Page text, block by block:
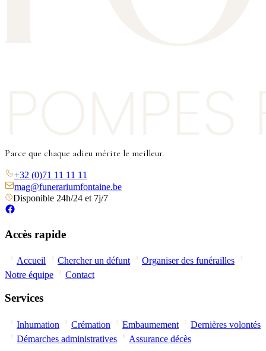
Parce que chaque adieu mérite le meilleur.
+32 (0)71 11 11 11
mag@funerariumfontaine.be
Disponible 24h/24 et 7j/7
Accès rapide
Accueil Chercher un défunt
Organiser des funérailles
Notre équipe
Contact
Services
Inhumation Crémation Embaumement
Dernières volontés
Démarches administratives
Assurance décès